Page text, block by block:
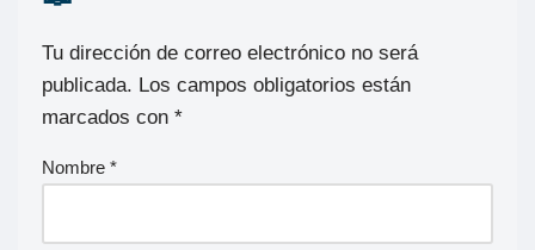
Tu dirección de correo electrónico no será
publicada. Los campos obligatorios están
marcados con *
Nombre *